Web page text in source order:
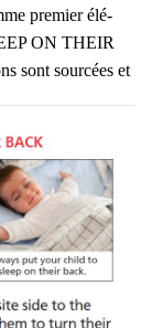
pre­mier élé­
ON THEIR
sont sour­cées et